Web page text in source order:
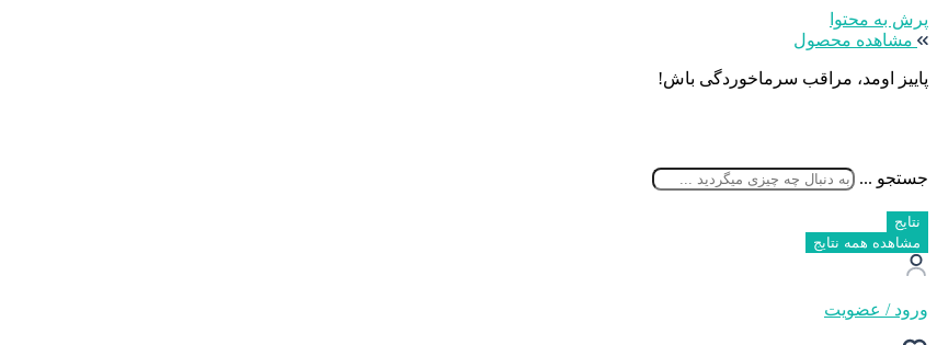
پرش به محتوا
مشاهده محصول
پاییز اومد، مراقب سرماخوردگی باش!
جستجو ...
نتایج
مشاهده همه نتایج
ورود / عضویت